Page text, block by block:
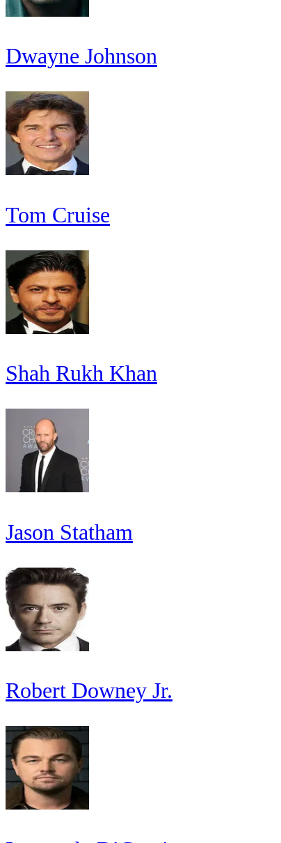
Dwayne Johnson
Tom Cruise
Shah Rukh Khan
Jason Statham
Robert Downey Jr.